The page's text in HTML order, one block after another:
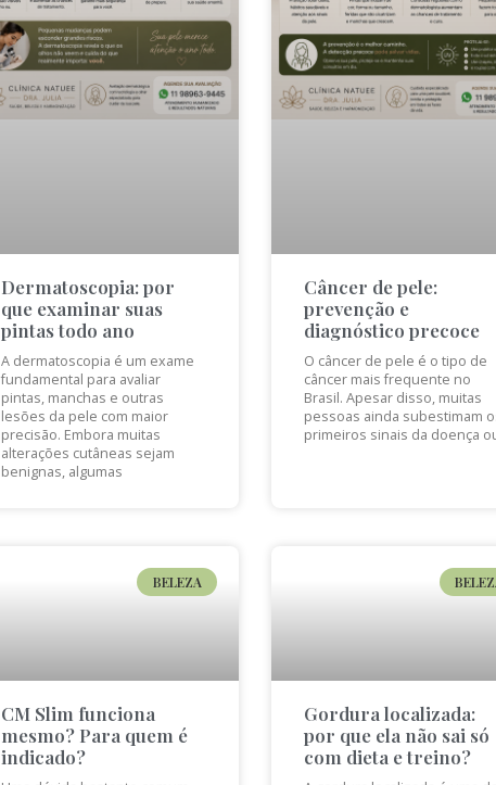
Dermatoscopia: por
que examinar suas
pintas todo ano
A dermatoscopia é um exame
fundamental para avaliar
pintas, manchas e outras
lesões da pele com maior
precisão. Embora muitas
alterações cutâneas sejam
benignas, algumas
Câncer de pele:
prevenção e
diagnóstico precoce
O câncer de pele é o tipo de
câncer mais frequente no
Brasil. Apesar disso, muitas
pessoas ainda subestimam
primeiros sinais da doença
BELEZA
CM Slim funciona
mesmo? Para quem é
indicado?
Gordura localizada:
por que ela não sai só
com dieta e treino?